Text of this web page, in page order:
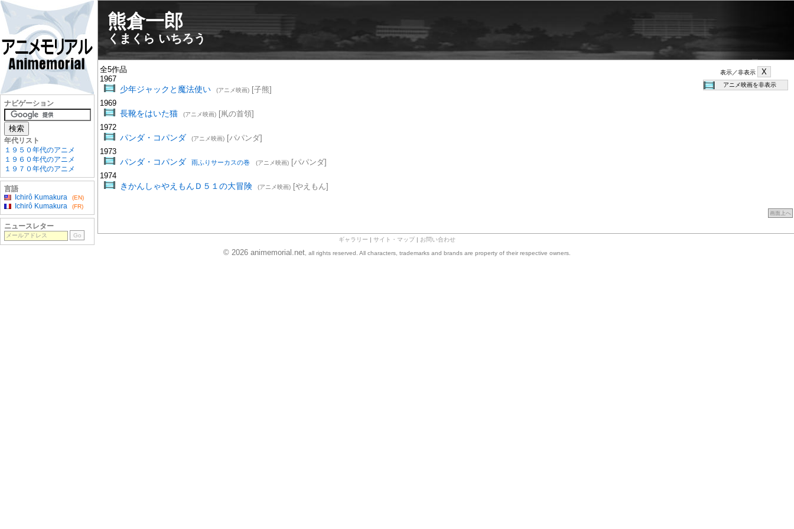
熊倉一郎
くまくら いちろう
表示／非表示
全5作品
1967
少年ジャックと魔法使い (アニメ映画)[子熊]
1969
長靴をはいた猫 (アニメ映画)[鼡の首領]
1972
パンダ・コパンダ (アニメ映画)[パパンダ]
1973
パンダ・コパンダ 雨ふりサーカスの巻 (アニメ映画)[パパンダ]
1974
きかんしゃやえもんＤ５１の大冒険 (アニメ映画)[やえもん]
画面上へ
ギャラリー サイト・マップ お問い合わせ
ナビゲーション
年代リスト
１９５０年代のアニメ
１９６０年代のアニメ
１９７０年代のアニメ
言語
Ichirô Kumakura
(EN)
Ichirô Kumakura (FR)
ニュースレター
© 2026 animemorial.net , all rights reserved. All characters, trademarks and brands are property of their respective owners.